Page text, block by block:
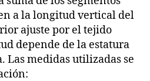
a la longitud vertical del
ajuste por el tejido
depende de la estatura
Las medidas utilizadas se